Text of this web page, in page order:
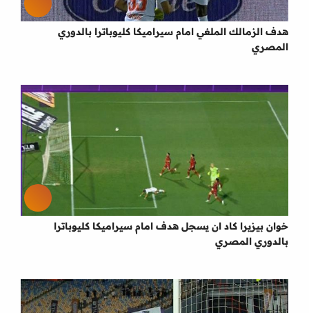
هدف الزمالك الملغي امام سيراميكا كليوباترا بالدوري
المصري
خوان بيزيرا كاد ان يسجل هدف امام سيراميكا كليوباترا
بالدوري المصري